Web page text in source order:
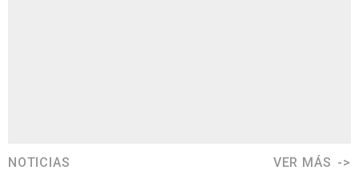
NOTICIAS VER MÁS